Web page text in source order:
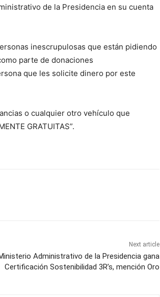
de la Presidencia en su cuenta
inescrupulosas que están pidiendo
parte de donaciones
que les solicite dinero por este
o cualquier otro vehículo que
GRATUITAS”.
Next article
Administrativo de la Presidencia gana
Certificación Sostenibilidad 3R’s, mención Oro